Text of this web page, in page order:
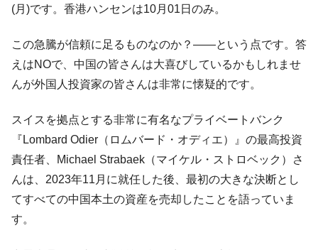
発。
ャンペーン」⇒ あの名物教授も登場！
『Money1』
韓国「橋が落ちました」⇒ 耐久性「なさす
ぎ」では。
営業利益80.2％も減少
米国下院「韓国の公務員個人をターゲット
にぶん殴る法案」提出！⇒ クーパン問題は合衆国企業に対
する差別。許してはおかぬ
『Money1』
韓国ボンクラ政策室長･金容範、株価暴落に
他人事のような発言。
(月)です。香港ハンセンは10月01日のみ。
この急騰が信頼に足るものなのか？――という点です。答
えはNOで、中国の皆さんは大喜びしているかもしれませ
んが外国人投資家の皆さんは非常に懐疑的です。
スイスを拠点とする非常に有名なプライベートバンク
『Lombard Odier（ロムバード・オディエ）』の最高投資
責任者、Michael Strabaek（マイケル・ストロベック）さ
んは、2023年11月に就任した後、最初の大きな決断とし
てすべての中国本土の資産を売却したことを語っていま
す。